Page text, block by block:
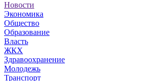
Новости
Экономика
Общество
Образование
Власть
ЖКХ
Здравоохранение
Молодежь
Транспорт